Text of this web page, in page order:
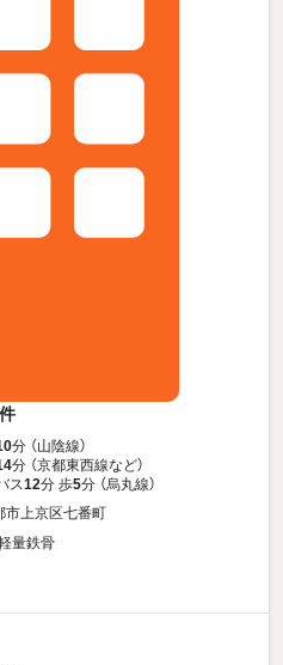
分 （山陰線）
分 （京都東西線など）
ス12分 歩5分 （烏丸線）
市上京区七番町
量鉄骨